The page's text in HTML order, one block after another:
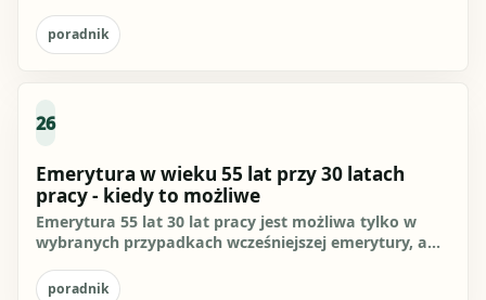
poradnik
26
Emerytura w wieku 55 lat przy 30 latach
pracy - kiedy to możliwe
Emerytura 55 lat 30 lat pracy jest możliwa tylko w
wybranych przypadkach wcześniejszej emerytury, a
poradnik